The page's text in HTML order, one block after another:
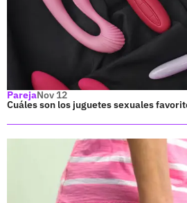
ParejaNov 12
Cuáles son los juguetes sexuales